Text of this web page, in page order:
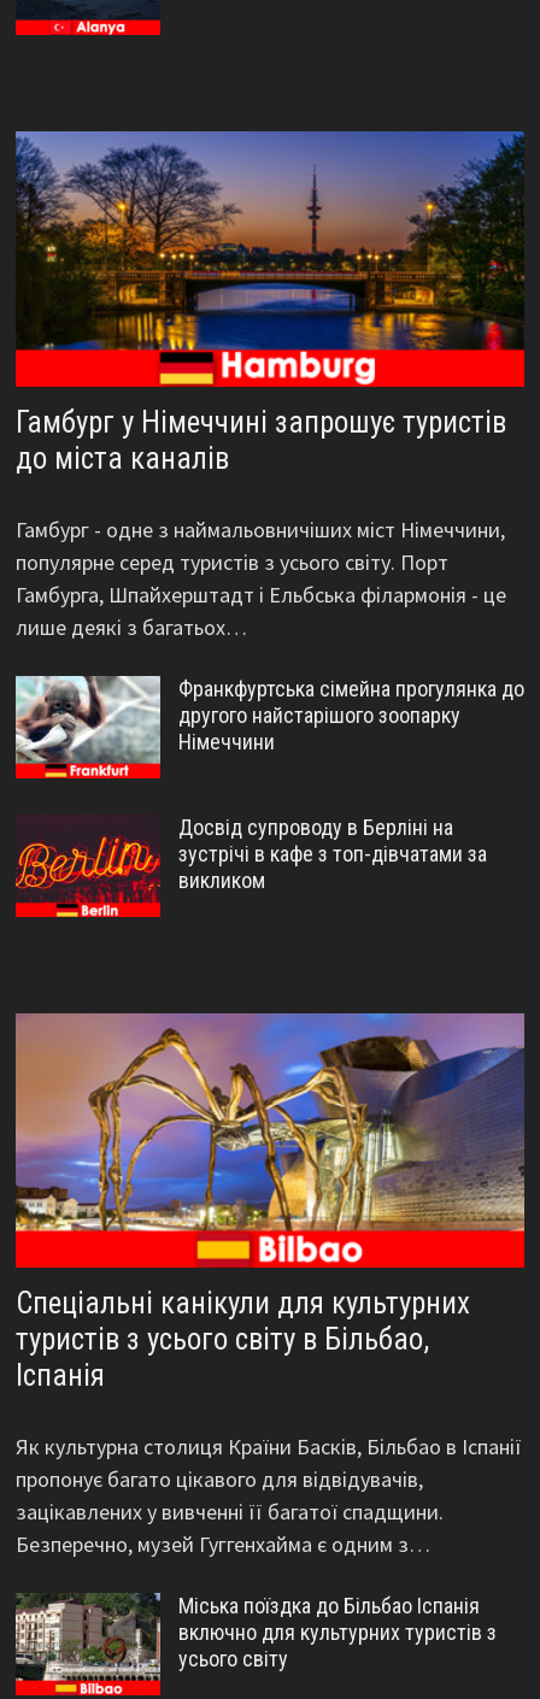
Гамбург у Німеччині запрошує туристів
до міста каналів
Гамбург - одне з наймальовничіших міст Німеччини,
популярне серед туристів з усього світу. Порт
Гамбурга, Шпайхерштадт і Ельбська філармонія - це
лише деякі з багатьох…
Франкфуртська сімейна прогулянка до
другого найстарішого зоопарку
Німеччини
Досвід супроводу в Берліні на
зустрічі в кафе з топ-дівчатами за
викликом
Спеціальні канікули для культурних
туристів з усього світу в Більбао,
Іспанія
Як культурна столиця Країни Басків, Більбао в Іспанії
пропонує багато цікавого для відвідувачів,
зацікавлених у вивченні її багатої спадщини.
Безперечно, музей Гуггенхайма є одним з…
Міська поїздка до Більбао Іспанія
включно для культурних туристів з
усього світу